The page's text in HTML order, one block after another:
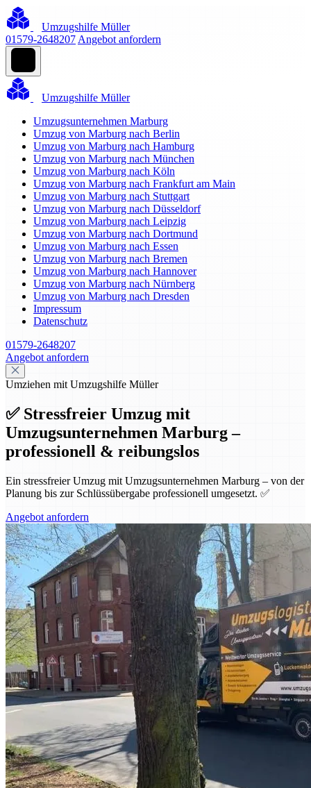
Umzugshilfe Müller
01579-2648207 Angebot anfordern
Umzugshilfe Müller
Umzugsunternehmen Marburg
Umzug von Marburg nach Berlin
Umzug von Marburg nach Hamburg
Umzug von Marburg nach München
Umzug von Marburg nach Köln
Umzug von Marburg nach Frankfurt am Main
Umzug von Marburg nach Stuttgart
Umzug von Marburg nach Düsseldorf
Umzug von Marburg nach Leipzig
Umzug von Marburg nach Dortmund
Umzug von Marburg nach Essen
Umzug von Marburg nach Bremen
Umzug von Marburg nach Hannover
Umzug von Marburg nach Nürnberg
Umzug von Marburg nach Dresden
Impressum
Datenschutz
01579-2648207
Angebot anfordern
Umziehen mit Umzugshilfe Müller
✅ Stressfreier Umzug mit
Umzugsunternehmen Marburg –
professionell & reibungslos
Ein stressfreier Umzug mit Umzugsunternehmen Marburg – von der
Planung bis zur Schlüssübergabe professionell umgesetzt. ✅
Angebot anfordern